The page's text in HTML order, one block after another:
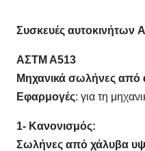
Συσκευές αυτοκινήτων
ΑΣTM A513
Μηχανικά σωλήνες από
Εφαρμογές: για τη
1- Κανονισμός:
Σωλήνες από χάλυβα